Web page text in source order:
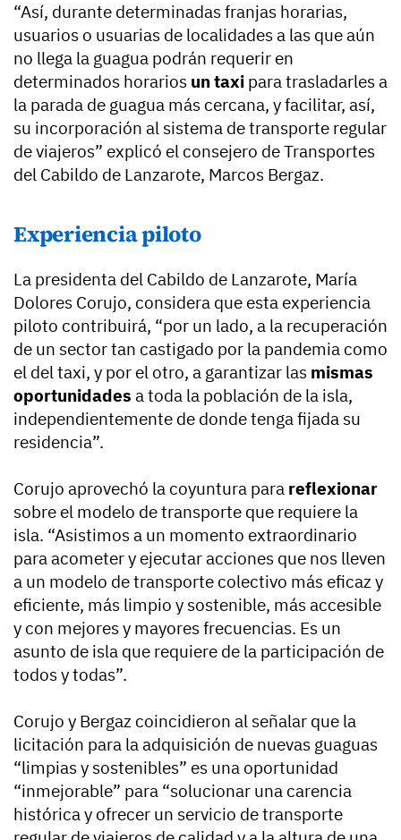
“Así, durante determinadas franjas horarias,
usuarios o usuarias de localidades a las que aún
no llega la guagua podrán requerir en
determinados horarios un taxi para trasladarles a
la parada de guagua más cercana, y facilitar, así,
su incorporación al sistema de transporte regular
de viajeros” explicó el consejero de Transportes
del Cabildo de Lanzarote, Marcos Bergaz.
Experiencia piloto
La presidenta del Cabildo de Lanzarote, María
Dolores Corujo, considera que esta experiencia
piloto contribuirá, “por un lado, a la recuperación
de un sector tan castigado por la pandemia como
el del taxi, y por el otro, a garantizar las mismas
oportunidades a toda la población de la isla,
independientemente de donde tenga fijada su
residencia”.
Corujo aprovechó la coyuntura para reflexionar
sobre el modelo de transporte que requiere la
isla. “Asistimos a un momento extraordinario
para acometer y ejecutar acciones que nos lleven
a un modelo de transporte colectivo más eficaz y
eficiente, más limpio y sostenible, más accesible
y con mejores y mayores frecuencias. Es un
asunto de isla que requiere de la participación de
todos y todas”.
Corujo y Bergaz coincidieron al señalar que la
licitación para la adquisición de nuevas guaguas
“limpias y sostenibles” es una oportunidad
“inmejorable” para “solucionar una carencia
histórica y ofrecer un servicio de transporte